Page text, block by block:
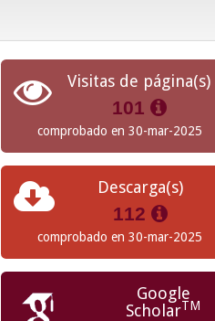
Visitas de página(s)
101
comprobado en 30-mar-2025
Descarga(s)
112
comprobado en 30-mar-2025
Google
ScholarTM